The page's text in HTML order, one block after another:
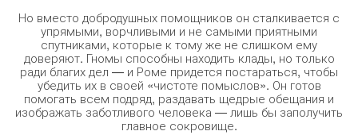
Но вместо добродушных помощников он сталкивается с
упрямыми, ворчливыми и не самыми приятными
спутниками, которые к тому же не слишком ему
доверяют. Гномы способны находить клады, но только
ради благих дел — и Роме придется постараться, чтобы
убедить их в своей «чистоте помыслов». Он готов
помогать всем подряд, раздавать щедрые обещания и
изображать заботливого человека — лишь бы заполучить
главное сокровище.